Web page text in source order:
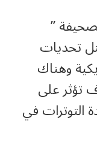
”
تحديات
وهناك
تؤثر على
التوترات في